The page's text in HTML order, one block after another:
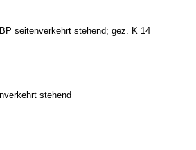
seitenverkehrt stehend; gez. K 14
stehend